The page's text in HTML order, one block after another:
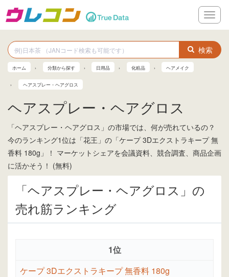
メ
ニ
ー
検索
ホーム 分類から探す 日用品 化粧品 ヘアメイク
ヘアスプレー・ヘアグロス
ヘアスプレー・ヘアグロス
「ヘアスプレー・ヘアグロス」の市場では、何が売れているの？
今のランキング1位は「花王」の「ケープ 3Dエクストラキープ 無
香料 180g」！ マーケットシェアを会議資料、競合調査、商品企画
に活かそう！ (無料)
「ヘアスプレー・ヘアグロス」の
売れ筋ランキング
1位
ケープ 3Dエクストラキープ 無香料 180g